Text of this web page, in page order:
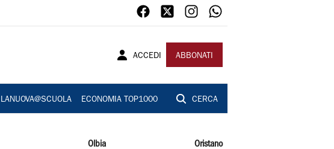
ACCEDI ABBONATI
LANUOVA@SCUOLA ECONOMIA TOP1000 CERCA
Olbia Oristano